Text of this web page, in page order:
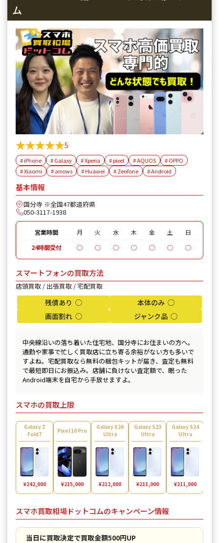
ム
★★★★★
★★★★★5
# iPhone # Galaxy # Xperia # pixel # AQUOS
# OPPO
# Xiaomi
# arrows # Huawei # Zenfone # Android
基本情報
国分寺 ※全国47都道府県
050-3117-1938
営業時間 月 火 水 木 金 土
日
24時間受付
◯ ◯ ◯ ◯ ◯ ◯ ◯
スマートフォンの買取方法
店頭買取 / 出張買取 / 宅配買取
残債あり ◯
本体のみ ◯
画面割れ ◯
ジャンク品 ◯
中央線沿いの落ち着いた住宅地、国分寺にお住まいの方へ。
通勤や家事で忙しく買取店に立ち寄る余裕がない方も多いで
すよね。宅配買取なら無料の梱包キットが届き、査定も無料
で最短即日にお振込み。店舗に負けない査定額で、眠った
Android端末を自宅から手放せますよ。
スマホの買取上限
Galaxy Z
Fold7
¥242,000
Pixel 10 Pro
¥215,000
Galaxy S26
Ultra
¥212,000
Galaxy S23
Ultra
¥211,000
Galaxy S24
Ultra
¥211,000
スマホ買取相場ドットコムのキャンペーン情報
当日に買取決定で買取金額500円UP